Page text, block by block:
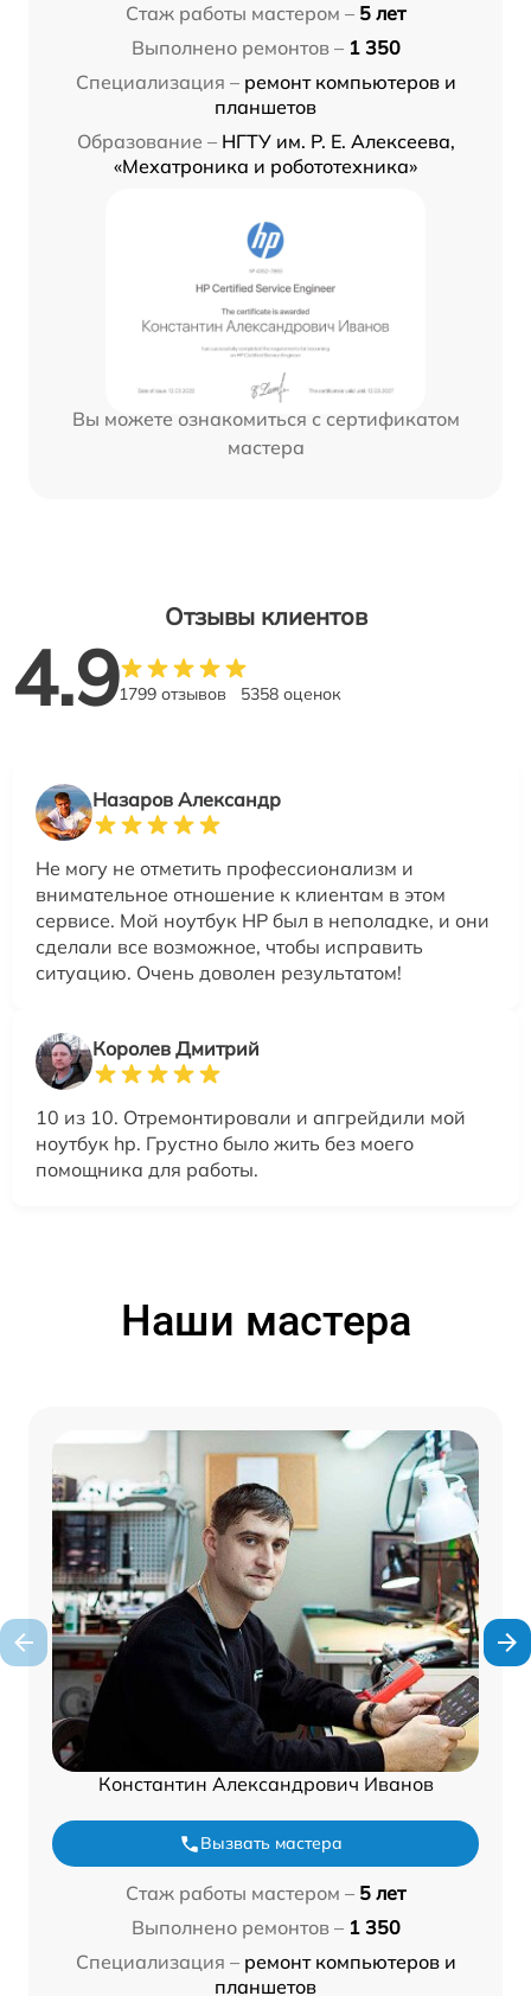
Стаж работы мастером – 5 лет
Выполнено ремонтов – 1 350
Специализация – ремонт компьютеров и
планшетов
Образование – НГТУ им. Р. Е. Алексеева,
«Мехатроника и робототехника»
Вы можете ознакомиться с сертификатом
мастера
Отзывы клиентов
4.91799 отзывов 5358 оценок
Назаров Александр
Не могу не отметить профессионализм и
внимательное отношение к клиентам в этом
сервисе. Мой ноутбук HP был в неполадке, и они
сделали все возможное, чтобы исправить
ситуацию. Очень доволен результатом!
Королев Дмитрий
10 из 10. Отремонтировали и апгрейдили мой
ноутбук hp. Грустно было жить без моего
помощника для работы.
Наши мастера
Константин Александрович Иванов
Вызвать мастера
Стаж работы мастером – 5 лет
Выполнено ремонтов – 1 350
Специализация – ремонт компьютеров и
планшетов